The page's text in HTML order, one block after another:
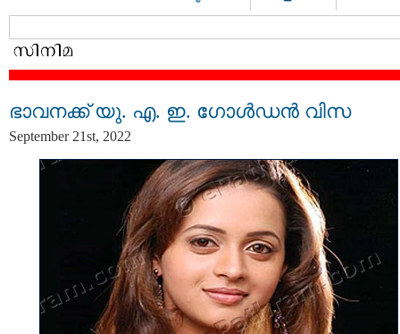
ഭാവനക്ക് യു. എ. ഇ. ഗോള്‍ഡന്‍ വിസ
September 21st, 2022